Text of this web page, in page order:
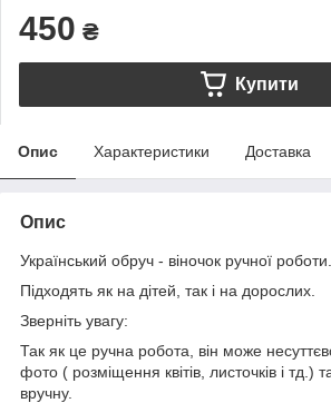
450 ₴
Купити
Опис Характеристики Доставка
Опис
Український обруч - віночок ручної роботи.
Підходять як на дітей, так і на дорослих.
Зверніть увагу:
Так як це ручна робота, він може
фото ( розміщення квітів, листочків і тд.)
вручну.